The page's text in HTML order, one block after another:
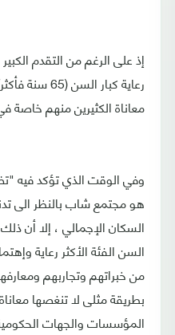
إذ على الرغم من التقدم
رعاية كبار
معاناة الكثيرين منهم خاصة
وفي الوقت الذي تؤكد فيه
هو مجتمع شاب بالنظر الى
السكان الإجمالي ، إلا أن
السن الفئة الأكثر رعاية
من خبراتهم وتجاربهم
بطريقة مثلى لا تنغصها
المؤسسات والجهات